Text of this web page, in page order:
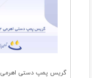
گریس پمپ دستی اهرمی 1142 لینکلن آلمان